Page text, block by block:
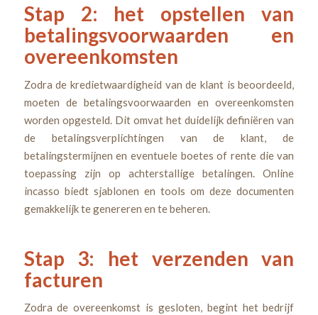
Stap 2: het opstellen van
betalingsvoorwaarden en
overeenkomsten
Zodra de kredietwaardigheid van de klant is beoordeeld,
moeten de betalingsvoorwaarden en overeenkomsten
worden opgesteld. Dit omvat het duidelijk definiëren van
de betalingsverplichtingen van de klant, de
betalingstermijnen en eventuele boetes of rente die van
toepassing zijn op achterstallige betalingen. Online
incasso biedt sjablonen en tools om deze documenten
gemakkelijk te genereren en te beheren.
Stap 3: het verzenden van
facturen
Zodra de overeenkomst is gesloten, begint het bedrijf